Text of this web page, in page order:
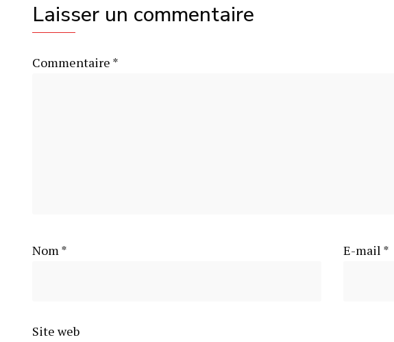
Laisser un commentaire
Commentaire *
Nom* E-mail *
Site web